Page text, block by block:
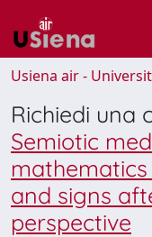
Usiena air -
Richiedi una
Semiotic
and signs
perspective